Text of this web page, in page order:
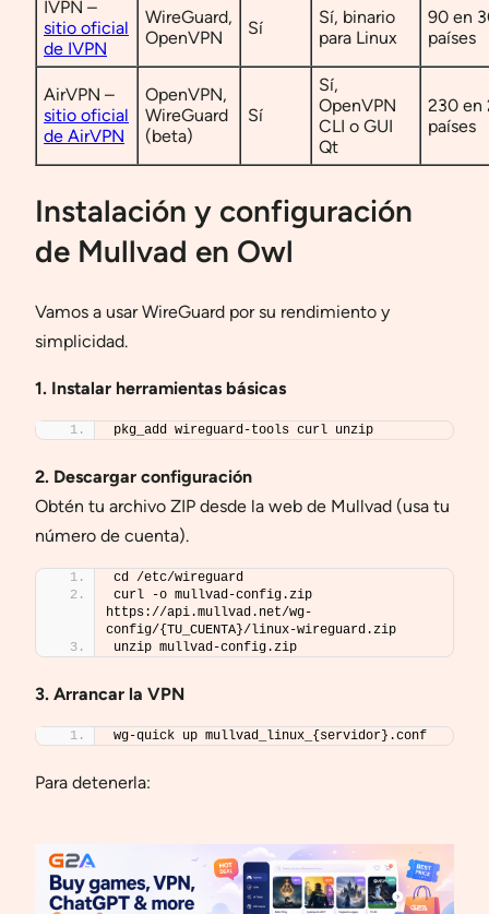
IVPN –
sitio oficial
de IVPN
WireGuard,
OpenVPN
Sí
Sí, binario
para Linux
90 en
países
AirVPN –
sitio oficial
de AirVPN
OpenVPN,
WireGuard
(beta)
Sí
Sí,
OpenVPN
CLI o GUI
Qt
230 en
países
Instalación y configuración
de Mullvad en Owl
Vamos a usar WireGuard por su rendimiento y
simplicidad.
1. Instalar herramientas básicas
pkg_add wireguard-tools curl unzip
2. Descargar configuración
Obtén tu archivo ZIP desde la web de Mullvad (usa tu
número de cuenta).
cd /etc/wireguard
curl -o mullvad-config.zip
https://api.mullvad.net/wg-
config/{TU_CUENTA}/linux-wireguard.zip
unzip mullvad-config.zip
3. Arrancar la VPN
wg-quick up mullvad_linux_{servidor}.conf
Para detenerla: